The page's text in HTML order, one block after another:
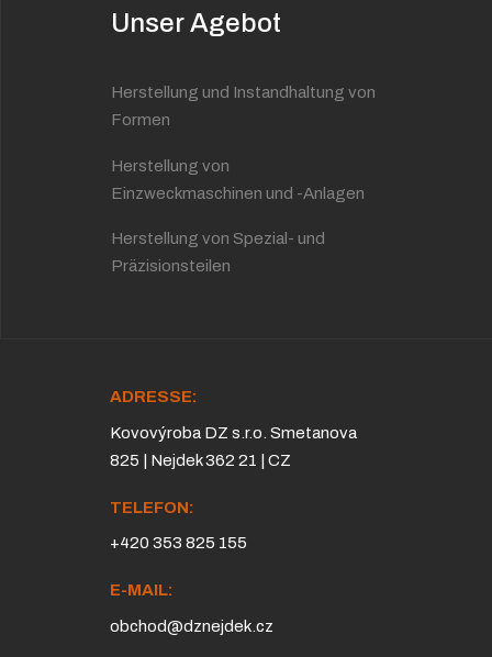
Unser Agebot
Herstellung und Instandhaltung von
Formen
Herstellung von
Einzweckmaschinen und -Anlagen
Herstellung von Spezial- und
Präzisionsteilen
ADRESSE:
Kovovýroba DZ s.r.o. Smetanova
825 | Nejdek 362 21 | CZ
TELEFON:
+420 353 825 155
E-MAIL:
obchod@dznejdek.cz